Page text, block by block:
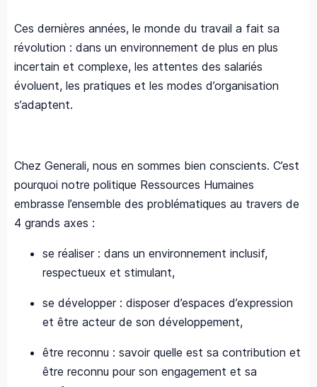
Ces dernières années, le monde du travail a fait sa
révolution : dans un environnement de plus en plus
incertain et complexe, les attentes des salariés
évoluent, les pratiques et les modes d’organisation
s’adaptent. ​
Chez Generali, nous en sommes bien conscients. C’est
pourquoi notre politique Ressources Humaines
embrasse l’ensemble des problématiques au travers de
4 grands axes :​
se réaliser : dans un environnement inclusif,
respectueux et stimulant, ​
se développer : disposer d’espaces d’expression
et être acteur de son développement, ​
être reconnu : savoir quelle est sa contribution et
être reconnu pour son engagement et sa